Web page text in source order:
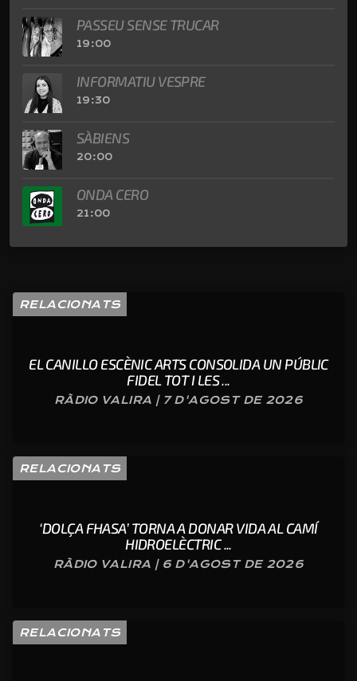
PASSEU SENSE TRUCAR
19:00
INFORMATIU VESPRE
19:30
SÀBIENS
20:00
ONDA CERO
21:00
RELACIONATS
EL CANILLO ESCÈNIC ARTS CONSOLIDA UN PÚBLIC
FIDEL TOT I LES ...
RÀDIO VALIRA | 7 D'AGOST DE 2026
RELACIONATS
‘DOLÇA FHASA’ TORNA A DONAR VIDA AL CAMÍ
HIDROELÈCTRIC ...
RÀDIO VALIRA | 6 D'AGOST DE 2026
RELACIONATS